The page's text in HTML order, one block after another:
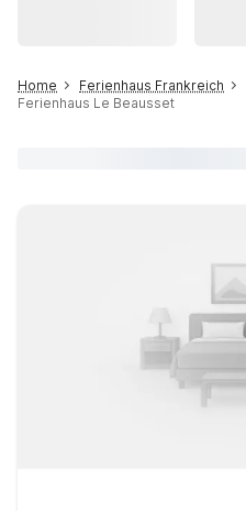
Home Ferienhaus Frankreich
Ferienhaus Le Beausset